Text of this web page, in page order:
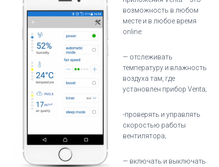
возможность в любом
месте и в любое время
online:
— отслеживать
температуру и влажность
воздуха там, где
установлен прибор Venta;
-проверять и управлять
скоростью работы
вентилятора;
— включать и выключать